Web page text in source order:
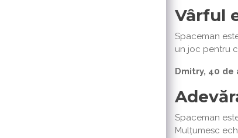
Vârful
Spaceman
un joc pentru
Dmitry, 40 de
Spaceman
Mulțumesc